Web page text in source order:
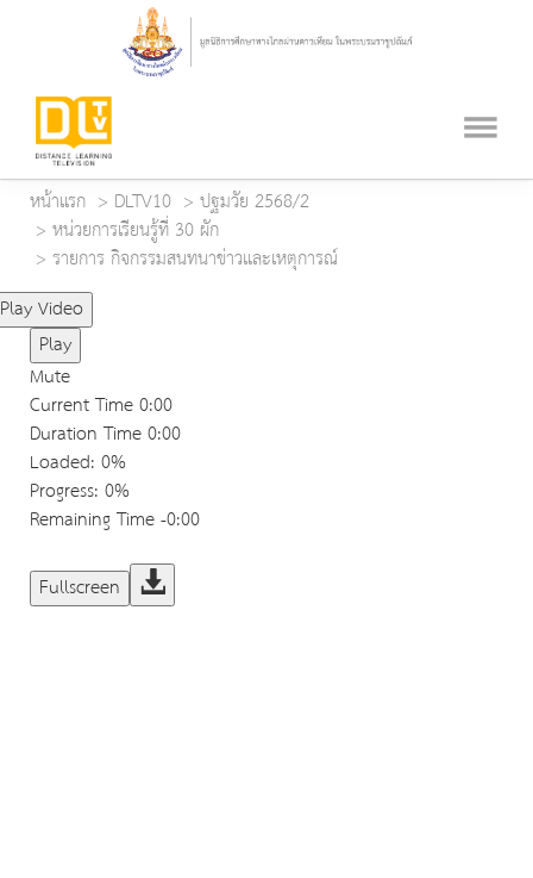
หน้าแรก DLTV10
ปฐมวัย 2568/2
หน่วยการเรียนรู้ที่ 30 ผัก
รายการ กิจกรรมสนทนาข่าวและเหตุการณ์
Play Video
Play
Mute
Current Time0:00
Duration Time0:00
Loaded: 0%
Progress: 0%
Remaining Time-0:00
Fullscreen